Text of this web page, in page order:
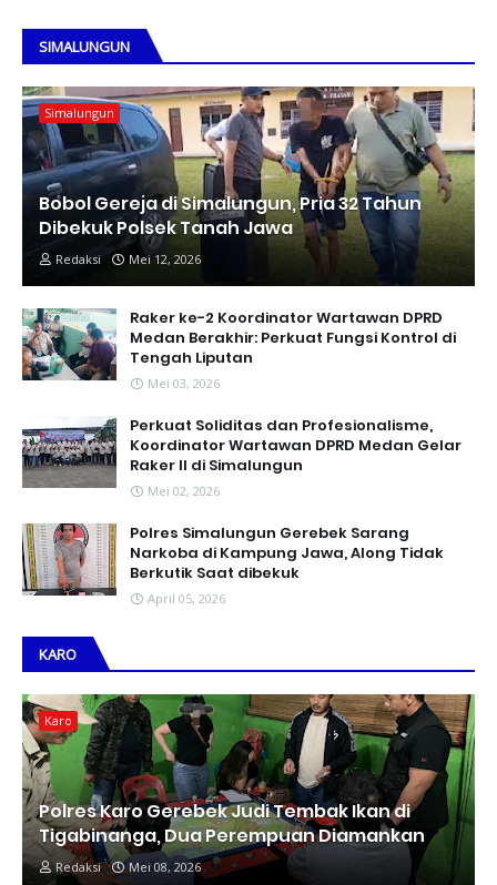
SIMALUNGUN
Simalungun
Bobol Gereja di Simalungun, Pria 32 Tahun
Dibekuk Polsek Tanah Jawa
Redaksi Mei 12, 2026
Raker ke-2 Koordinator Wartawan DPRD
Medan Berakhir: Perkuat Fungsi Kontrol di
Tengah Liputan
Mei 03, 2026
Perkuat Soliditas dan Profesionalisme,
Koordinator Wartawan DPRD Medan Gelar
Raker II di Simalungun
Mei 02, 2026
Polres Simalungun Gerebek Sarang
Narkoba di Kampung Jawa, Along Tidak
Berkutik Saat dibekuk
April 05, 2026
KARO
Karo
Polres Karo Gerebek Judi Tembak Ikan di
Tigabinanga, Dua Perempuan Diamankan
Redaksi Mei 08, 2026